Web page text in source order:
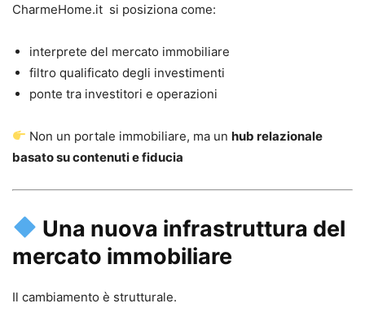
CharmeHome.it si posiziona come:
interprete del mercato immobiliare
filtro qualificato degli investimenti
ponte tra investitori e operazioni
Non un portale immobiliare, ma unhub relazionale
basato su contenuti e fiducia
Una nuova infrastruttura del
mercato immobiliare
Il cambiamento è strutturale.